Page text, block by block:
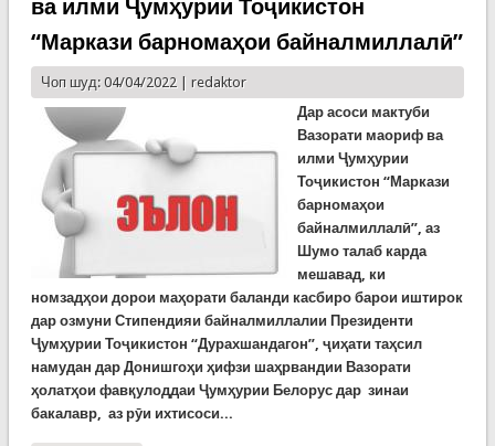
ва илми Ҷумҳурии Тоҷикистон
“Маркази барномаҳои байналмиллалӣ”
Чоп шуд: 04/04/2022 | redaktor
Дар асоси мактуби
Вазорати маориф ва
илми Ҷумҳурии
Тоҷикистон “Маркази
барномаҳои
байналмиллалӣ”, аз
Шумо талаб карда
мешавад, ки
номзадҳои дорои маҳорати баланди касбиро барои иштирок
дар озмуни Стипендияи байналмиллалии Президенти
Ҷумҳурии Тоҷикистон “Дурахшандагон”, ҷиҳати таҳсил
намудан дар Донишгоҳи ҳифзи шаҳрвандии Вазорати
ҳолатҳои фавқулоддаи Ҷумҳурии Белорус дар зинаи
бакалавр, аз рӯи ихтисоси...